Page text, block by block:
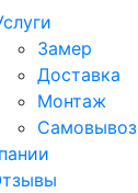
Замер
Доставка
Монтаж
Самовывоз